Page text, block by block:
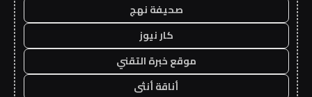
صحيفة نهج
كار نيوز
موقع خبرة التقني
أناقة أنثى